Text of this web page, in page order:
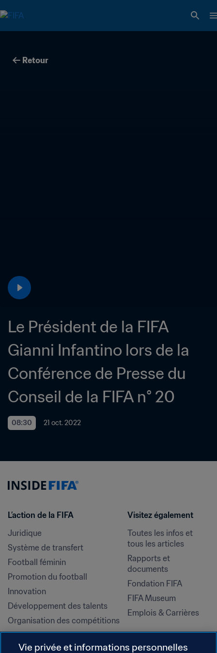
Retour
Le Président de la FIFA
Gianni Infantino lors de la
Conférence de Presse du
Conseil de la FIFA n° 20
08:30 21 oct. 2022
L’action de la FIFA
Juridique
Système de transfert
Football féminin
Promotion du football
Innovation
Développement des talents
Organisation des compétitions
Développement durable
Droits de l'homme et lutte contre
Visitez également
Toutes les infos et
tous les articles
Rapports et
documents
Fondation FIFA
FIFA Museum
Emplois & Carrières
Vie privée et informations personnelles